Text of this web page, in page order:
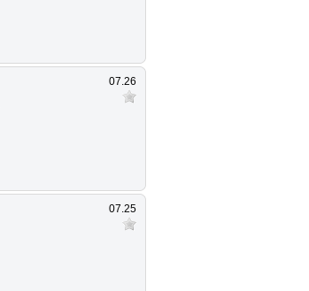
07.26
07.25